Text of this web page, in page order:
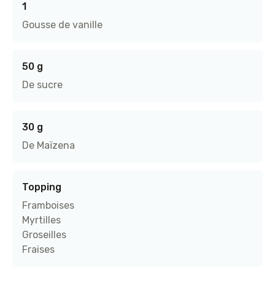
1
Gousse de vanille
50 g
De sucre
30 g
De Maïzena
Topping
Framboises
Myrtilles
Groseilles
Fraises